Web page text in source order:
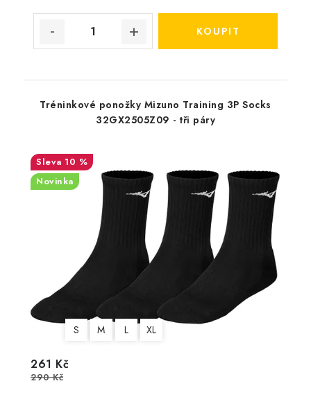
Tréninkové ponožky Mizuno Training 3P Socks
32GX2505Z09 - tři páry
10 %
Novinka
S M L XL
261 Kč
290 Kč